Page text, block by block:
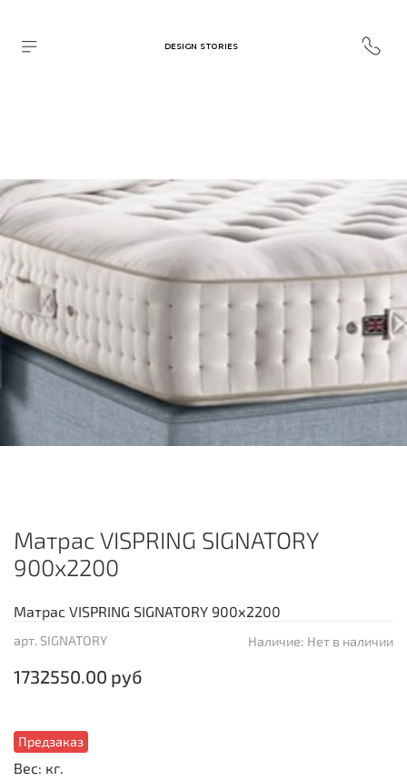
DESIGN STORIES
арт. SIGNATORY Наличие: Нет в наличии
Предзаказ
Матрас VISPRING SIGNATORY
900х2200
1732550.00 руб
Матрас VISPRING SIGNATORY 900х2200
Вес: кг.